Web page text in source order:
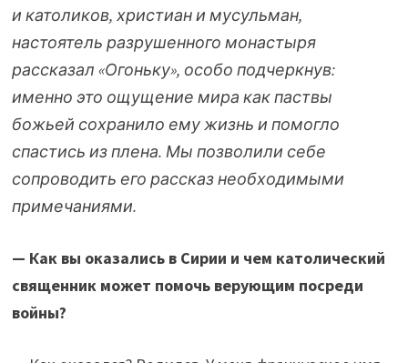
и католиков, христиан и мусульман,
настоятель разрушенного монастыря
рассказал «Огоньку», особо подчеркнув:
именно это ощущение мира как паствы
божьей сохранило ему жизнь и помогло
спастись из плена. Мы позволили себе
сопроводить его рассказ необходимыми
примечаниями.
— Как вы оказались в Сирии и чем католический
священник может помочь верующим посреди
войны?